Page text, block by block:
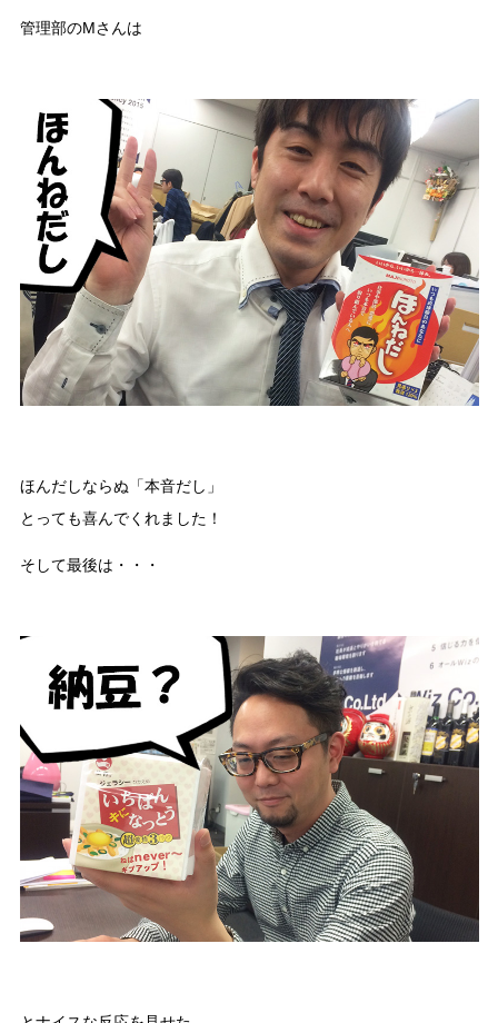
管理部のMさんは
ほんだしならぬ「本音だし」
とっても喜んでくれました！
そして最後は・・・